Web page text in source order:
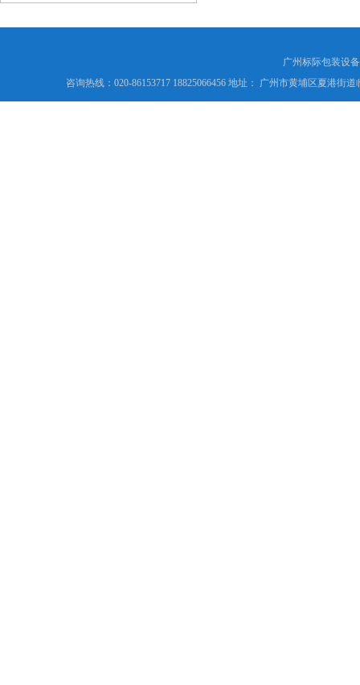
广州标际包装设
咨询热线：020-86153717 18825066456 地址： 广州市黄埔区夏港街